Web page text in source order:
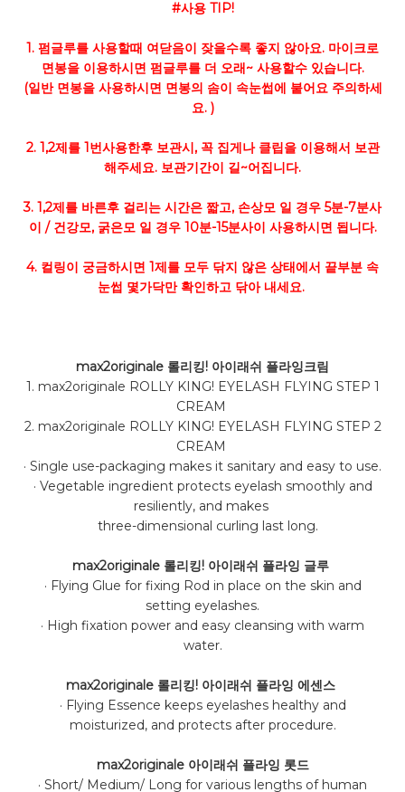
#사용 TIP!
1. 펌글루를 사용할때 여닫음이 잦을수록 좋지 않아요. 마이크로
면봉을 이용하시면 펌글루를 더 오래~ 사용할수 있습니다.
(일반 면봉을 사용하시면 면봉의 솜이 속눈썹에 붙어요 주의하세
요. )
2. 1,2제를 1번사용한후 보관시, 꼭 집게나 클립을 이용해서 보관
해주세요. 보관기간이 길~어집니다.
3. 1,2제를 바른후 걸리는 시간은 짧고, 손상모 일 경우 5분-7분사
이 / 건강모, 굵은모 일 경우 10분-15분사이 사용하시면 됩니다.
4. 컬링이 궁금하시면 1제를 모두 닦지 않은 상태에서 끝부분 속
눈썹 몇가닥만 확인하고 닦아 내세요.
max2originale 롤리킹! 아이래쉬 플라잉크림
1. max2originale ROLLY KING! EYELASH FLYING STEP 1
CREAM
2. max2originale ROLLY KING! EYELASH FLYING STEP 2
CREAM
· Single use-packaging makes it sanitary and easy to use.
· Vegetable ingredient protects eyelash smoothly and
resiliently, and makes
three-dimensional curling last long.
max2originale 롤리킹! 아이래쉬 플라잉 글루
· Flying Glue for fixing Rod in place on the skin and
setting eyelashes.
· High fixation power and easy cleansing with warm
water.
max2originale 롤리킹! 아이래쉬 플라잉 에센스
· Flying Essence keeps eyelashes healthy and
moisturized, and protects after procedure.
max2originale 아이래쉬 플라잉 롯드
· Short/ Medium/ Long for various lengths of human